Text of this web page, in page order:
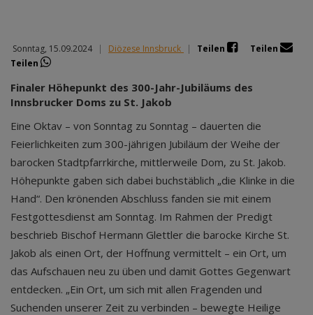
Sonntag, 15.09.2024 | Diözese Innsbruck | Teilen
Teilen
Teilen
Finaler Höhepunkt des 300-Jahr-Jubiläums des
Innsbrucker Doms zu St. Jakob
Eine Oktav – von Sonntag zu Sonntag – dauerten die
Feierlichkeiten zum 300-jährigen Jubiläum der Weihe der
barocken Stadtpfarrkirche, mittlerweile Dom, zu St. Jakob.
Höhepunkte gaben sich dabei buchstäblich „die Klinke in die
Hand“. Den krönenden Abschluss fanden sie mit einem
Festgottesdienst am Sonntag. Im Rahmen der Predigt
beschrieb Bischof Hermann Glettler die barocke Kirche St.
Jakob als einen Ort, der Hoffnung vermittelt – ein Ort, um
das Aufschauen neu zu üben und damit Gottes Gegenwart
entdecken. „Ein Ort, um sich mit allen Fragenden und
Suchenden unserer Zeit zu verbinden – bewegte Heilige